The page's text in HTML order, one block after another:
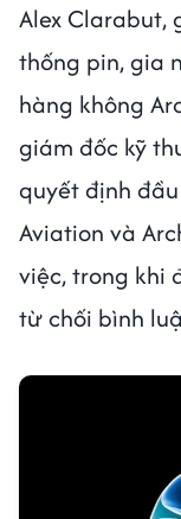
Alex Clarabut,
thống pin, gia
hàng không
giám đốc kỹ
quyết định
Aviation và
việc, trong khi
từ chối bình